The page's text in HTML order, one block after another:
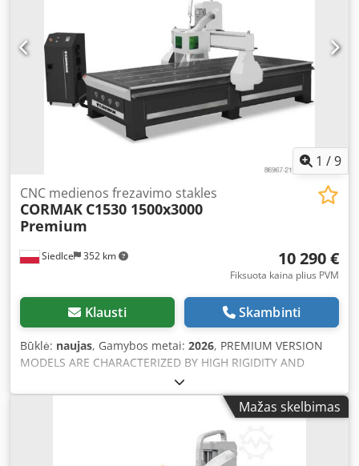
1 /9
Siedlce 352 km
CNC medienos frezavimo stakles
CORMAK C1530 1500x3000
Premium
10 290 €
Fiksuota kaina plius PVM
Klausti Skambinti
Būklė: naujas, Gamybos metai: 2026, PREMIUM VERSION
MODELS ARE CHARACTERIZED BY HIGH RIGIDITY AND
MAXIMUM RESOLUTION PRECISION, OPERATING IN FULL
INTERPOLATION ON EACH AXIS: X, Y, Z. The machine holds
an “Innovation Opinion” certificate, which facilitates access
to EU funding for purchase. This high-end CNC milling
machine is designed for material removal machining and,
Mažas skelbimas